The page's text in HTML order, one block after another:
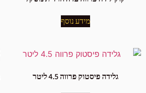
מידע נוסף
גלידה פיסטוק פרווה 4.5 ליטר